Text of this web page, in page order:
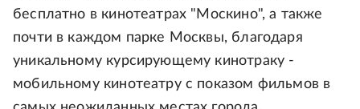
бесплатно в кинотеатрах "Москино", а также
почти в каждом парке Москвы, благодаря
уникальному курсирующему кинотраку -
мобильному кинотеатру с показом фильмов в